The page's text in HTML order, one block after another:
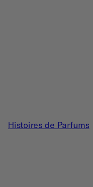
Histoires de Parfums